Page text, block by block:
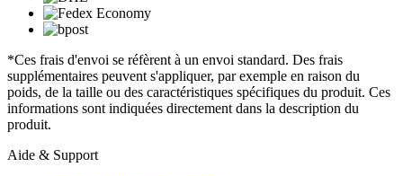
*Ces frais d'envoi se réfèrent à un envoi standard. Des frais
supplémentaires peuvent s'appliquer, par exemple en raison du
poids, de la taille ou des caractéristiques spécifiques du produit. Ces
informations sont indiquées directement dans la description du
produit.
Aide & Support